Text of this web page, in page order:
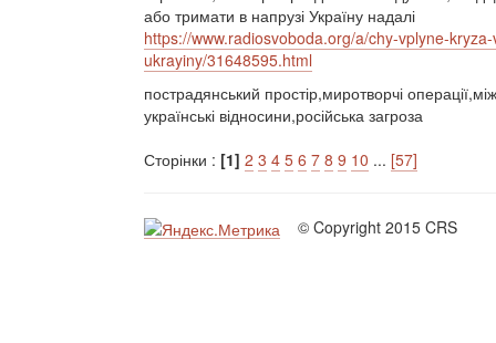
або тримати в напрузі Україну надалі
https://www.radiosvoboda.org/a/chy-vplyne-
ukrayiny/31648595.html
пострадянський простір,миротворчі
українські відносини,російська загроза
Сторінки : [1] 2 3 4 5 6 7 8 9 10 ... [57]
© Copyright 2015 CRS